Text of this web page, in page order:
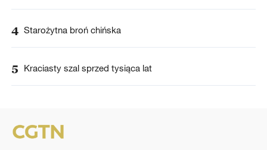
4 Starożytna broń chińska
5 Kraciasty szal sprzed tysiąca lat